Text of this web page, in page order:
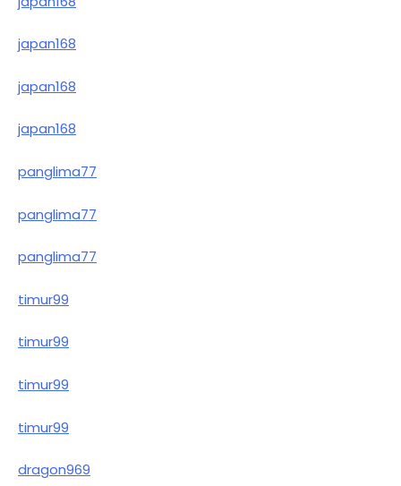
japan168
japan168
japan168
panglima77
panglima77
panglima77
timur99
timur99
timur99
timur99
dragon969